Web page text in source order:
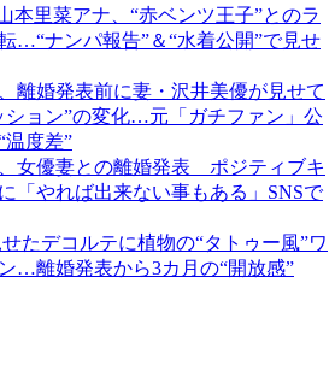
本里菜アナ、“赤ベンツ王子”とのラ
…“ナンパ報告”＆“水着公開”で見せ
離婚発表前に妻・沢井美優が見せて
ション”の変化…元「ガチファン」公
温度差”
女優妻との離婚発表 ポジティブキ
「やれば出来ない事もある」SNSで
たデコルテに植物の“タトゥー風”ワ
…離婚発表から3カ月の“開放感”